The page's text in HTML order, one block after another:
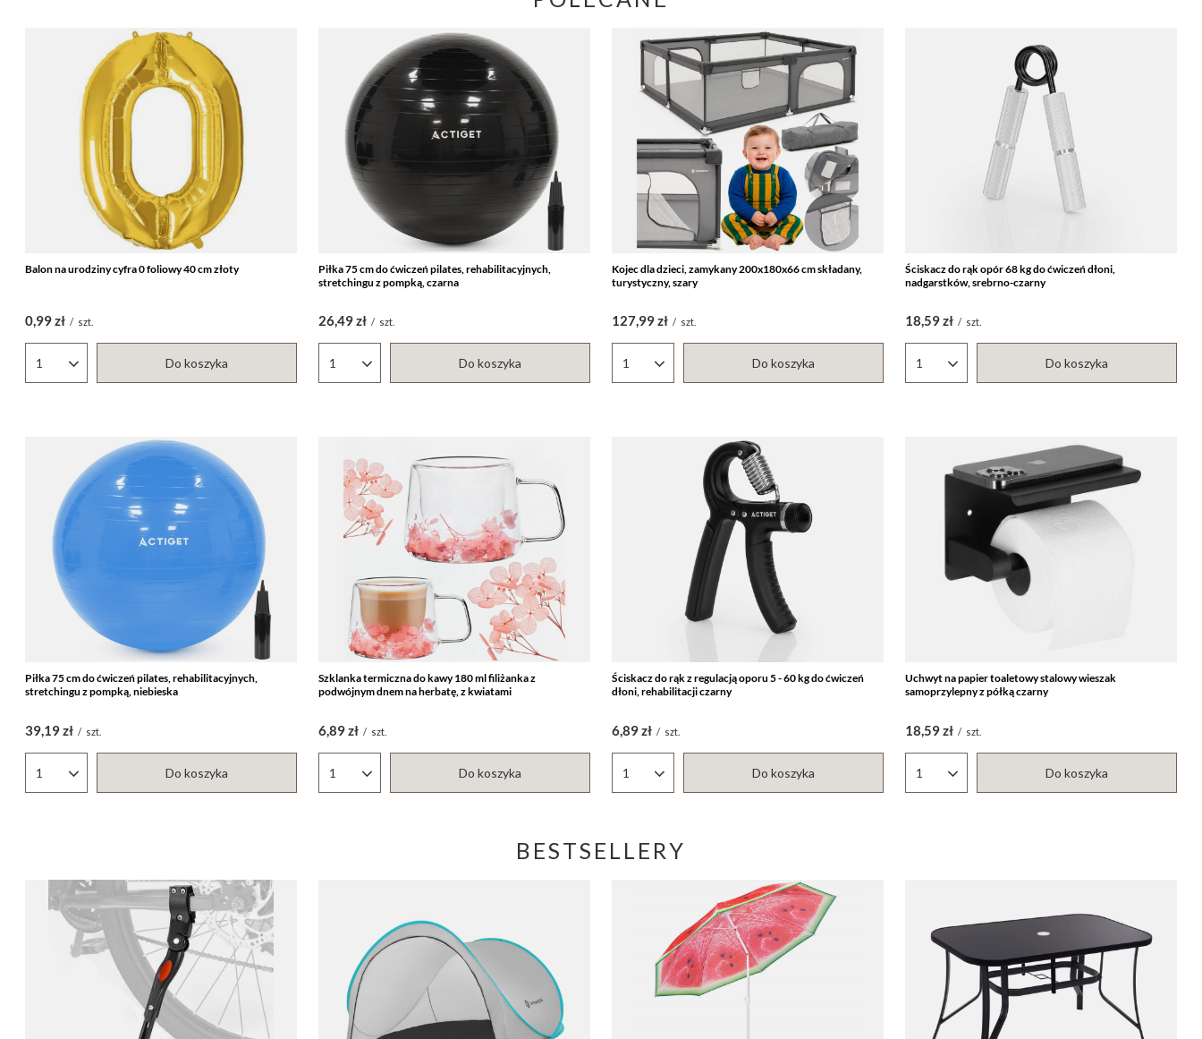
Balon na urodziny cyfra 0 foliowy 40 cm złoty
0,99 zł / szt.
Ilość produktów Do koszyka
Piłka 75 cm do ćwiczeń pilates, rehabilitacyjnych,
stretchingu z pompką, czarna
26,49 zł / szt.
Ilość produktów Do koszyka
Kojec dla dzieci, zamykany 200x180x66 cm składany,
turystyczny, szary
127,99 zł / szt.
Ilość produktów Do koszyka
Ściskacz do rąk opór 68 kg do ćwiczeń dłoni,
nadgarstków, srebrno-czarny
18,59 zł / szt.
Ilość produktów Do koszyka
Piłka 75 cm do ćwiczeń pilates, rehabilitacyjnych,
stretchingu z pompką, niebieska
39,19 zł / szt.
Ilość produktów Do koszyka
Szklanka termiczna do kawy 180 ml filiżanka z
podwójnym dnem na herbatę, z kwiatami
6,89 zł / szt.
Ilość produktów Do koszyka
Ściskacz do rąk z regulacją oporu 5 - 60 kg do ćwiczeń
dłoni, rehabilitacji czarny
6,89 zł / szt.
Ilość produktów Do koszyka
Uchwyt na papier toaletowy stalowy wieszak
samoprzylepny z półką czarny
18,59 zł / szt.
Ilość produktów Do koszyka
BESTSELLERY